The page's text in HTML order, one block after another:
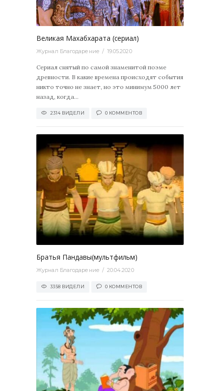
Великая Махабхарата (сериал)
Журнал Благодарение 19.05.2020
Сериал снятый по самой знаменитой поэме
древности. В какие времена происходят события
никто точно не знает, но это минимум 5000 лет
назад, когда...
2314 ВИДЕЛИ 0 КОММЕНТОВ
Братья Пандавы(мультфильм)
Журнал Благодарение 20.04.2020
3358 ВИДЕЛИ 0 КОММЕНТОВ